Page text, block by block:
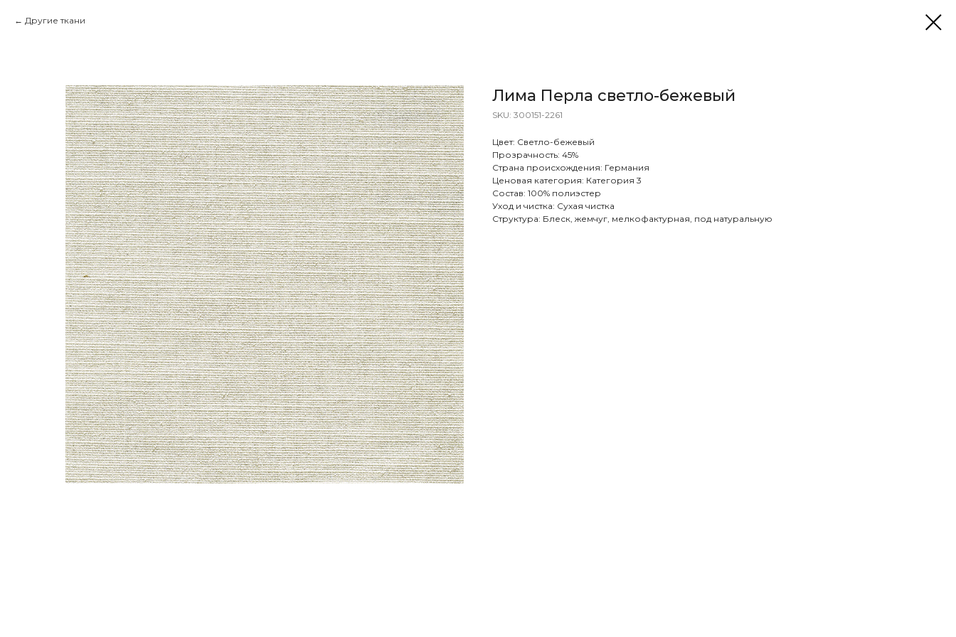
Другие ткани
Лима Перла светло-бежевый
SKU: 300151-2261
Цвет: Светло-бежевый
Прозрачность: 45%
Страна происхождения: Германия
Ценовая категория: Категория 3
Состав: 100% полиэстер
Уход и чистка: Сухая чистка
Структура: Блеск, жемчуг, мелкофактурная, под натуральную